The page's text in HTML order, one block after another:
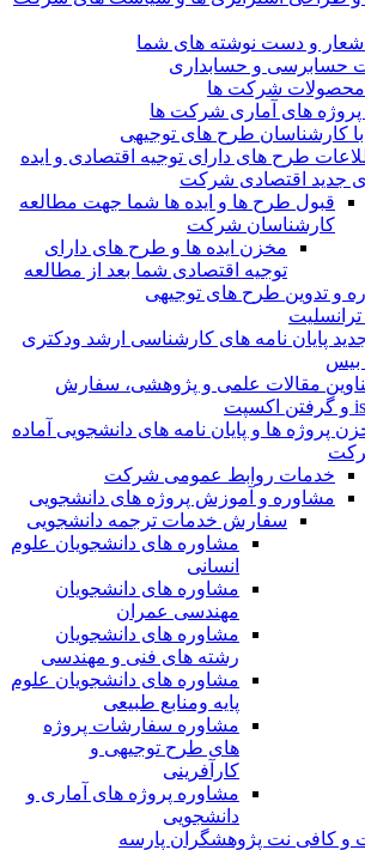
و دست نوشته های شما
حسابرسی و حسابداری
شرکت ها
های آماری شرکت ها
کارشناسان طرح های توجیهی
طرح های دارای توجیه اقتصادی و ایده
جدید اقتصادی شرکت
قبول طرح ها و ایده ها شما جهت مطالعه
کارشناسان شرکت
مخزن ایده ها و طرح های دارای
توجیه اقتصادی شما بعد از مطالعه
و تدوین طرح های توجیهی
پایان نامه های کارشناسی ارشد ودکتری
بیس
مقالات علمی و پژوهشی، سفارش
پروژه ها و پایان نامه های دانشجویی آماده
خدمات روابط عمومی شرکت
مشاوره و آموزش پروژه های دانشجویی
سفارش خدمات ترجمه دانشجویی
مشاوره های دانشجویان علوم
انسانی
مشاوره های دانشجویان
مهندسی عمران
مشاوره های دانشجویان
رشته های فنی و مهندسی
مشاوره های دانشجویان علوم
پایه ومنابع طبیعی
مشاوره سفارشات پروژه
های طرح توجیهی و
کارآفرینی
مشاوره پروژه های آماری و
دانشجویی
و کافی نت پژوهشگران پارسه